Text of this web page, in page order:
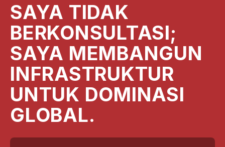
SAYA TIDAK
BERKONSULTASI;
SAYA MEMBANGUN
INFRASTRUKTUR
UNTUK DOMINASI
GLOBAL.